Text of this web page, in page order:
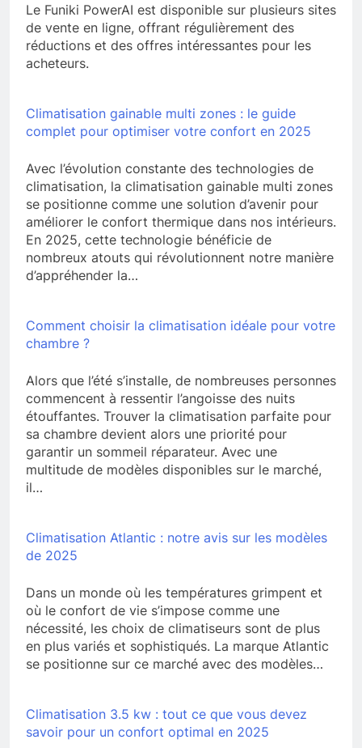
Le Funiki PowerAI est disponible sur plusieurs sites
de vente en ligne, offrant régulièrement des
réductions et des offres intéressantes pour les
acheteurs.
Climatisation gainable multi zones : le guide
complet pour optimiser votre confort en 2025
Avec l’évolution constante des technologies de
climatisation, la climatisation gainable multi zones
se positionne comme une solution d’avenir pour
améliorer le confort thermique dans nos intérieurs.
En 2025, cette technologie bénéficie de
nombreux atouts qui révolutionnent notre manière
d’appréhender la…
Comment choisir la climatisation idéale pour votre
chambre ?
Alors que l’été s’installe, de nombreuses personnes
commencent à ressentir l’angoisse des nuits
étouffantes. Trouver la climatisation parfaite pour
sa chambre devient alors une priorité pour
garantir un sommeil réparateur. Avec une
multitude de modèles disponibles sur le marché,
il…
Climatisation Atlantic : notre avis sur les modèles
de 2025
Dans un monde où les températures grimpent et
où le confort de vie s’impose comme une
nécessité, les choix de climatiseurs sont de plus
en plus variés et sophistiqués. La marque Atlantic
se positionne sur ce marché avec des modèles…
Climatisation 3.5 kw : tout ce que vous devez
savoir pour un confort optimal en 2025